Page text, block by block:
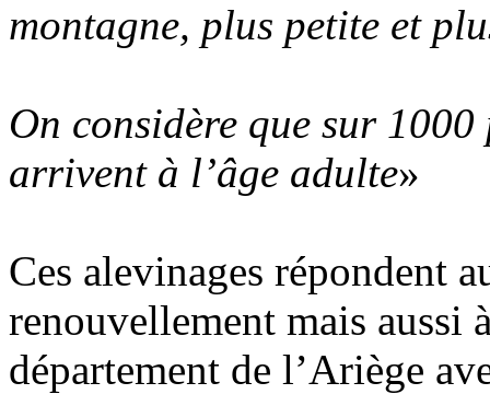
montagne, plus petite et
On considère que sur
arrivent à l’âge adulte»
Ces alevinages répondent
renouvellement mais aussi
département de l’Ariège